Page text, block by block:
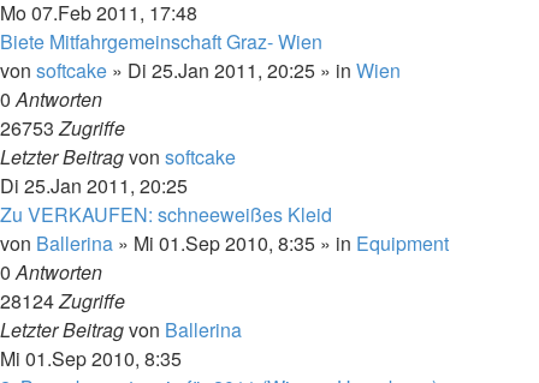
Mo 07.Feb 2011, 17:48
Biete Mitfahrgemeinschaft Graz- Wien
von softcake » Di 25.Jan 2011, 20:25 » in Wien
0Antworten
26753Zugriffe
Letzter Beitragvon softcake
Di 25.Jan 2011, 20:25
Zu VERKAUFEN: schneeweißes Kleid
von Ballerina » Mi 01.Sep 2010, 8:35 » in Equipment
0Antworten
28124Zugriffe
Letzter Beitragvon Ballerina
Mi 01.Sep 2010, 8:35